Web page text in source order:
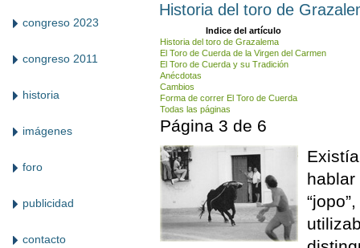
congreso 2023
congreso 2011
historia
imágenes
foro
publicidad
contacto
Historia del toro de
Indice del artículo
Historia del toro de Grazalema
El Toro de Cuerda de la Virgen del Carmen
El Toro de Cuerda y su Tradición
Anécdotas
Cambios
Forma de correr El Toro de Cuerda
Todas las páginas
Página 3 de 6